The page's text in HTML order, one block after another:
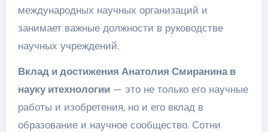
международных научных организаций и
занимает важные должности в руководстве
научных учреждений.
Вклад и достижения Анатолия Смиранина в
науку итехнологии— это не только его научные
работы и изобретения, но и его вклад в
образование и научное сообщество. Сотни